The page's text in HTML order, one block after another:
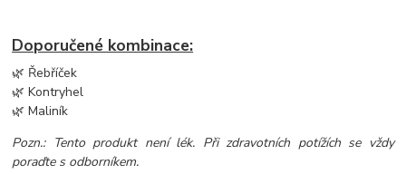
Doporučené kombinace:
🌿 Řebříček
🌿 Kontryhel
🌿 Maliník
Pozn.: Tento produkt není lék. Při zdravotních potížích se vždy
poraďte s odborníkem.